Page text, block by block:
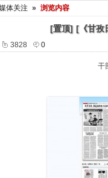
体关注 » 浏览内容
[置顶] [《甘孜
3828 0
干